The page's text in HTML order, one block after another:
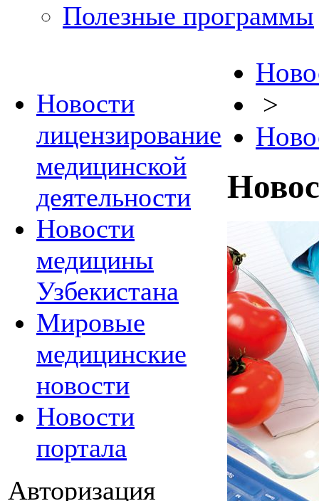
Полезные программы
Новости
лицензирование
медицинской
деятельности
Новости
медицины
Узбекистана
Мировые
медицинские
новости
Новости
портала
Авторизация
>